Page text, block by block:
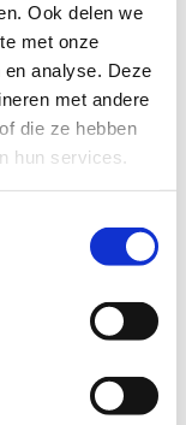
Ook delen we
met onze
analyse. Deze
met andere
die ze hebben
hun services.
per maand
een
te
de fiets
De Ronde